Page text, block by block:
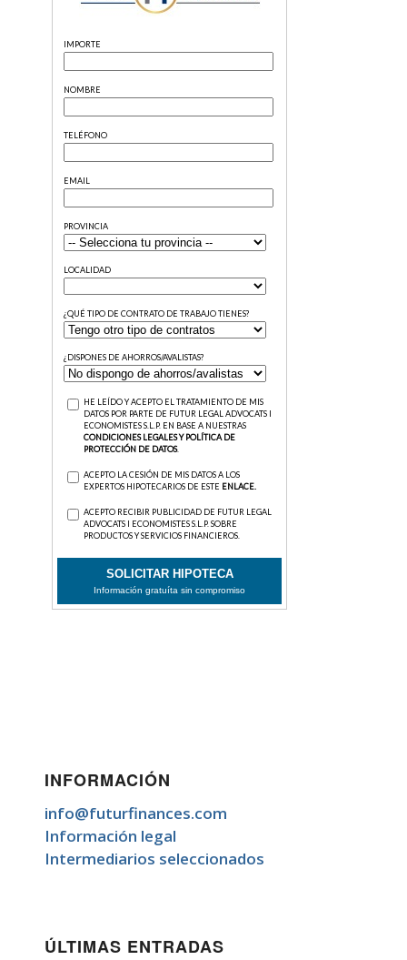
INFORMACIÓN
info@futurfinances.com
Información legal
Intermediarios seleccionados
ÚLTIMAS ENTRADAS